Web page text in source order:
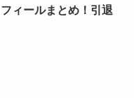
ィールまとめ！引退